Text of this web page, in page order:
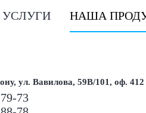
УСЛУГИ НАША
ул. Вавилова, 59В/101, оф. 412
73